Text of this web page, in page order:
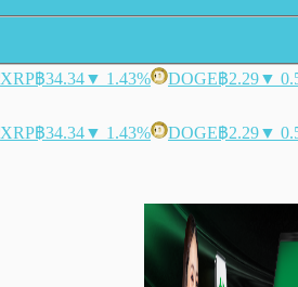
XRP฿34.34▼ 1.43% DOGE฿2.29▼
XRP฿34.34▼ 1.43% DOGE฿2.29▼